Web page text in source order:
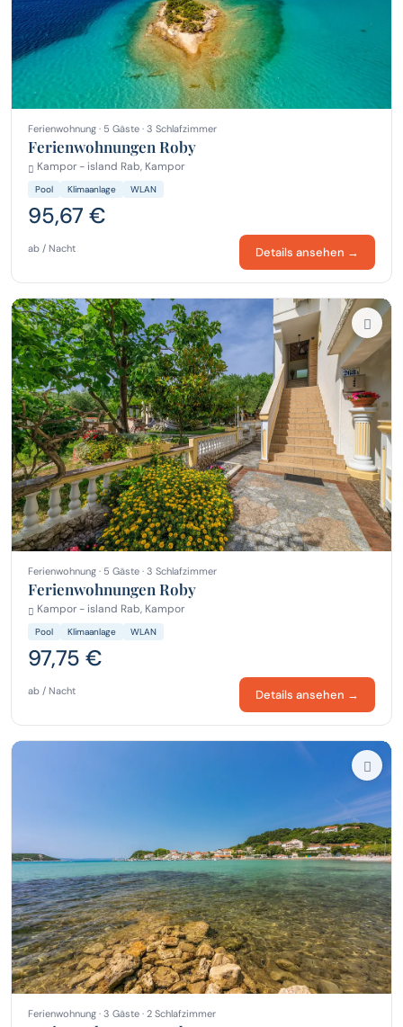
Ferienwohnung · 5 Gäste · 3 Schlafzimmer
Ferienwohnungen Roby
Kampor - island Rab, Kampor
Pool Klimaanlage WLAN
95,67 €
ab / Nacht Details ansehen →
Ferienwohnung · 5 Gäste · 3 Schlafzimmer
Ferienwohnungen Roby
Kampor - island Rab, Kampor
Pool Klimaanlage WLAN
97,75 €
ab / Nacht Details ansehen →
Ferienwohnung · 3 Gäste · 2 Schlafzimmer